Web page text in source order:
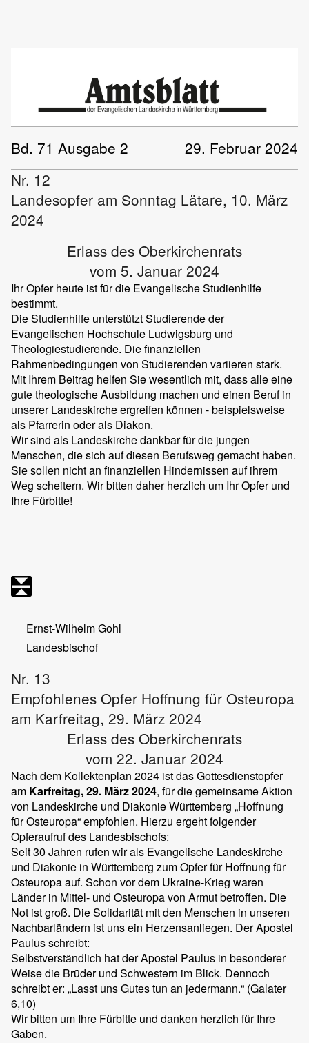
Bd. 71 Ausgabe 2
29. Februar 2024
Nr. 12
Landesopfer am Sonntag Lätare, 10. März
2024
Erlass des Oberkirchenrats
vom 5. Januar 2024
Ihr Opfer heute ist für die Evangelische Studienhilfe
bestimmt.
Die Studienhilfe unterstützt Studierende der
Evangelischen Hochschule Ludwigsburg und
Theologiestudierende. Die finanziellen
Rahmenbedingungen von Studierenden variieren stark.
Mit Ihrem Beitrag helfen Sie wesentlich mit, dass alle eine
gute theologische Ausbildung machen und einen Beruf in
unserer Landeskirche ergreifen können - beispielsweise
als Pfarrerin oder als Diakon.
Wir sind als Landeskirche dankbar für die jungen
Menschen, die sich auf diesen Berufsweg gemacht haben.
Sie sollen nicht an finanziellen Hindernissen auf ihrem
Weg scheitern. Wir bitten daher herzlich um Ihr Opfer und
Ihre Fürbitte!
Ernst-Wilhelm Gohl
Landesbischof
Nr. 13
Empfohlenes Opfer Hoffnung für Osteuropa
am Karfreitag, 29. März 2024
Erlass des Oberkirchenrats
vom 22. Januar 2024
Nach dem Kollektenplan 2024 ist das Gottesdienstopfer
am Karfreitag, 29. März 2024, für die gemeinsame Aktion
von Landeskirche und Diakonie Württemberg „Hoffnung
für Osteuropa“ empfohlen. Hierzu ergeht folgender
Opferaufruf des Landesbischofs:
Seit 30 Jahren rufen wir als Evangelische Landeskirche
und Diakonie in Württemberg zum Opfer für Hoffnung für
Osteuropa auf. Schon vor dem Ukraine-Krieg waren
Länder in Mittel- und Osteuropa von Armut betroffen. Die
Not ist groß. Die Solidarität mit den Menschen in unseren
Nachbarländern ist uns ein Herzensanliegen. Der Apostel
Paulus schreibt:
Selbstverständlich hat der Apostel Paulus in besonderer
Weise die Brüder und Schwestern im Blick. Dennoch
schreibt er: „Lasst uns Gutes tun an jedermann.“ (Galater
6,10)
Wir bitten um Ihre Fürbitte und danken herzlich für Ihre
Gaben.